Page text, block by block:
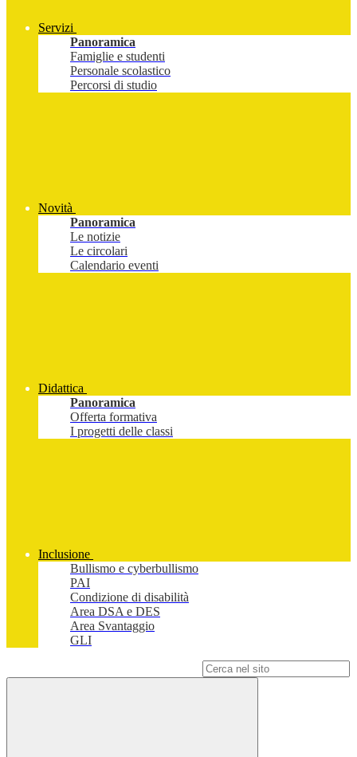
Servizi
Panoramica
Famiglie e studenti
Personale scolastico
Percorsi di studio
Novità
Panoramica
Le notizie
Le circolari
Calendario eventi
Didattica
Panoramica
Offerta formativa
I progetti delle classi
Inclusione
Bullismo e cyberbullismo
PAI
Condizione di disabilità
Area DSA e DES
Area Svantaggio
GLI